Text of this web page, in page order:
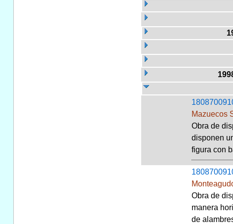
Mazuecos
Obra de
disponen
figura con
Obra de
manera
de